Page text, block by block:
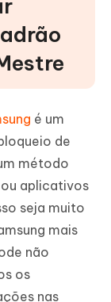
é um
de
método
aplicativos
seja muito
mais
não
os
nas